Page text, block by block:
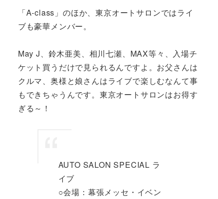
「A-class」のほか、東京オートサロンではライ
ブも豪華メンバー。
May J、鈴木亜美、相川七瀬、MAX等々、入場チ
ケット買うだけで見られるんですよ。お父さんは
クルマ、奥様と娘さんはライブで楽しむなんて事
もできちゃうんです。東京オートサロンはお得す
ぎる～！
AUTO SALON SPECIAL ラ
イブ
○会場：幕張メッセ・イベン